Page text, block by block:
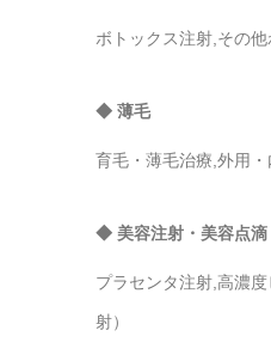
ボトックス注射,その
◆ 薄毛
育毛・薄毛治療,外用・
◆ 美容注射・美容点滴
プラセンタ注射,高濃
射）